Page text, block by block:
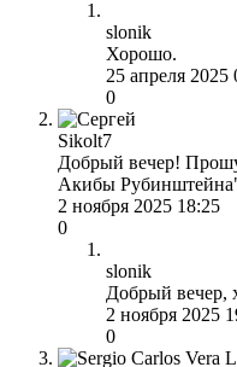
slonik
Хорошо.
25 апреля 2025
0
Sikolt7
Добрый вечер!
Акибы
2 ноября 2025 18:25
0
slonik
Добрый вечер,
2 ноября 2025
0